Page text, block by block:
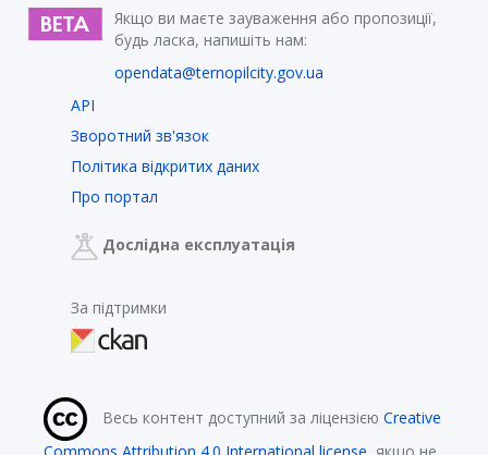
Якщо ви маєте зауваження або пропозиції,
будь ласка, напишіть нам:
opendata@ternopilcity.gov.ua
API
Зворотний зв'язок
Політика відкритих даних
Про портал
Дослідна експлуатація
За підтримки
Весь контент доступний за ліцензією Creative